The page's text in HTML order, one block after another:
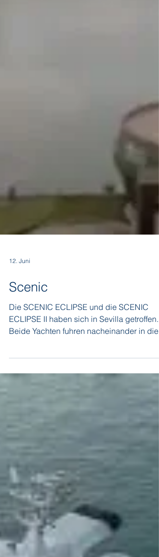
12. Juni
Scenic
Die SCENIC ECLIPSE und die SCENIC
Beide Yachten fuhren nacheinander in die
Stadt am Gualdalquivir, wo die Passage
Schwester lagen Bug an Bug direkt am
historischen Argentinien-Pavillon.